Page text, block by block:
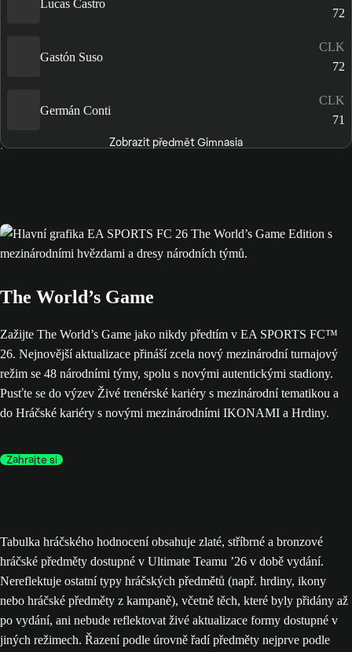
Lucas Castro
72
Gastón Suso
CLK
72
Germán Conti
CLK
71
Zobrazit předmět Gimnasia
The World’s Game
Zažijte The World’s Game jako nikdy předtím v EA SPORTS FC™
26. Nejnovější aktualizace přináší zcela nový mezinárodní turnajový
režim se 48 národními týmy, spolu s novými autentickými stadiony.
Pusťte se do výzev Živé trenérské kariéry s mezinárodní tematikou a
do Hráčské kariéry s novými mezinárodními IKONAMI a Hrdiny.
Zahrajte si
Tabulka hráčského hodnocení obsahuje zlaté, stříbrné a bronzové
hráčské předměty dostupné v Ultimate Teamu ’26 v době vydání.
Nereflektuje ostatní typy hráčských předmětů (např. hrdiny, ikony
nebo hráčské předměty z kampaně), včetně těch, které byly přidány až
po vydání, ani nebude reflektovat živé aktualizace formy dostupné v
jiných režimech. Řazení podle úrovně řadí předměty nejprve podle